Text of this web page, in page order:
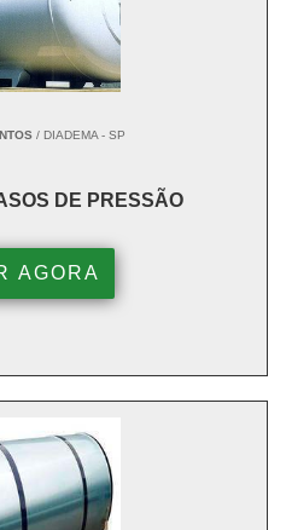
/ DIADEMA - SP
DE PRESSÃO
AGORA